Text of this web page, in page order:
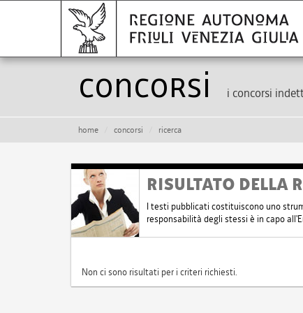
Concorsi i concorsi
home concorsi ricerca
RISULTATO DELLA
I testi pubblicati costituiscono uno
responsabilità degli stessi è in capo
Non ci sono risultati per i criteri richiesti.